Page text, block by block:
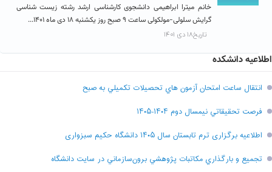
خانم میترا ابراهیمی دانشجوی کارشناسی ارشد رشته زیست شناسی
گرایش سلولی-مولکولی ساعت ۹ صبح روز یکشنبه ۱۸ دی ماه ۱۴۰۱...
تاریخ۱۸ دی ۱۴۰۱
اطلاعیه دانشکده
انتقال ساعت امتحان آزمون هاي تحصيلات تکميلي به صبح
فرصت تحقيقاتي نیمسال دوم ۱۴۰۴-۱۴۰۵
اطلاعیه برگزاری ترم تابستان سال ۱۴۰۵ دانشگاه حکیم سبزواری
تجميع و بارگذاري مکاتبات پژوهشي برون‌سازماني در سايت دانشگاه